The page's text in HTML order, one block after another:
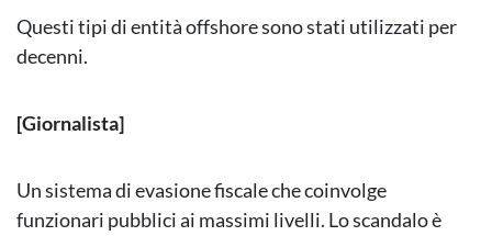
Questi tipi di entità offshore sono stati utilizzati per
decenni.
[Giornalista]
Un sistema di evasione fiscale che coinvolge
funzionari pubblici ai massimi livelli. Lo scandalo è